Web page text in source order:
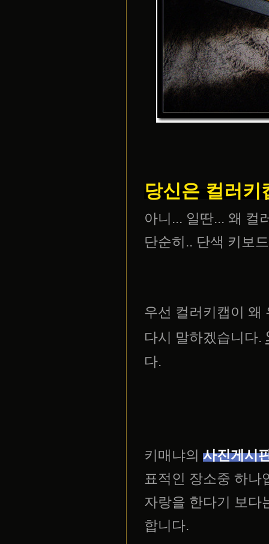
당신은 컬러
아니... 일딴... 왜 컬
단순히.. 단색 키보
우선 컬러키캡이 왜
다시 말하겠습니다.
다.
키매냐의 사진게시
표적인 장소중 하나
자랑을 한다기 보다
합니다.